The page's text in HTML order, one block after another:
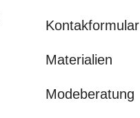
Kontakformular
Materialien
Modeberatung